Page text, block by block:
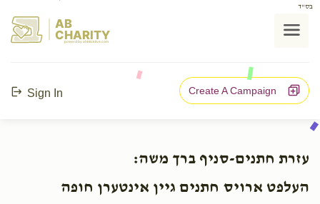
בס"ד
AB
CHARITY
powerd by ahblicklive.com
Sign In Create A Campaign
עזרת חתנים-סניף ברך משה:
העלפט ארויס חתנים גיין אינטערן חופה